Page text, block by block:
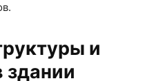
и
здании